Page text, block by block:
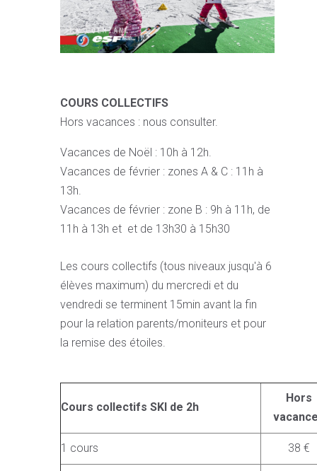
COURS COLLECTIFS
Hors vacances : nous consulter.
Vacances de Noël : 10h à 12h.
Vacances de février : zones A & C : 11h à
13h.
Vacances de février : zone B : 9h à 11h, de
11h à 13h et et de 13h30 à 15h30
Les cours collectifs (tous niveaux jusqu'à 6
élèves maximum) du mercredi et du
vendredi se terminent 15min avant la fin
pour la relation parents/moniteurs et pour
la remise des étoiles.
Cours collectifs SKI de 2h
Hors
1 cours 38 €